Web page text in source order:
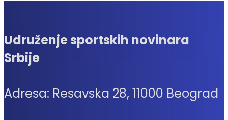
Udruženje sportskih novinara
Srbije
Adresa: Resavska 28, 11000 Beograd